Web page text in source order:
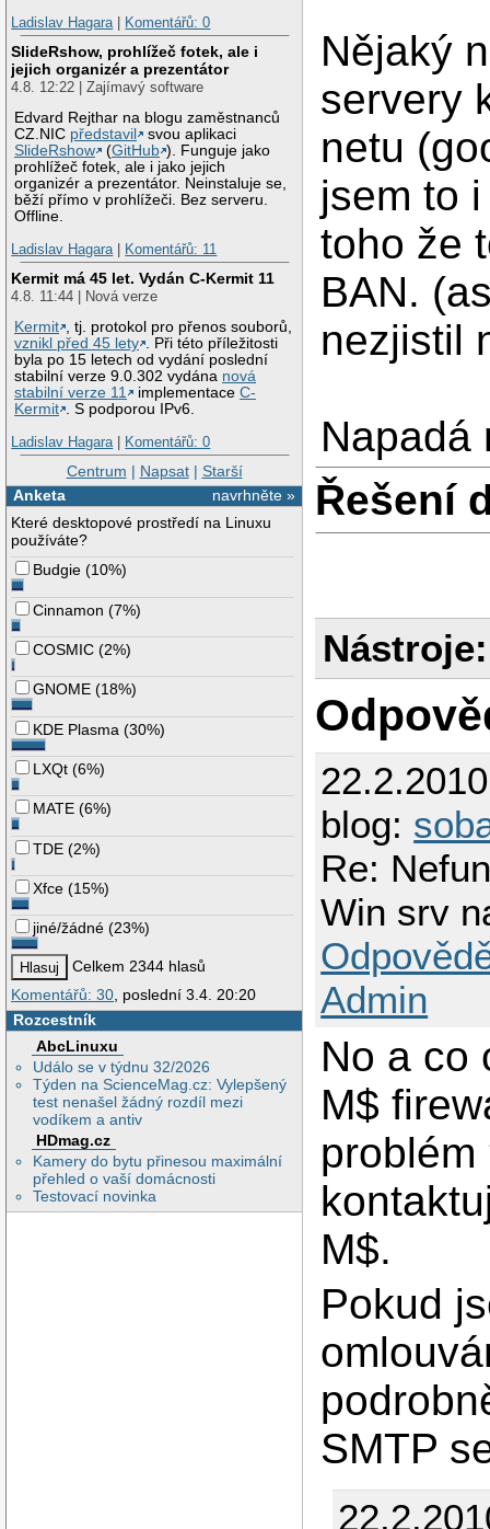
Ladislav Hagara| Komentářů: 0
SlideRshow, prohlížeč fotek, ale i
jejich organizér a prezentátor
4.8. 12:22 | Zajímavý software
Edvard Rejthar na blogu zaměstnanců
CZ.NIC představil
svou aplikaci
SlideRshow
(GitHub ). Funguje jako
prohlížeč fotek, ale i jako jejich
organizér a prezentátor. Neinstaluje se,
běží přímo v prohlížeči. Bez serveru.
Offline.
Ladislav Hagara| Komentářů: 11
Kermit má 45 let. Vydán C-Kermit 11
4.8. 11:44 | Nová verze
Kermit , tj. protokol pro přenos souborů,
vznikl před 45 lety . Při této příležitosti
byla po 15 letech od vydání poslední
stabilní verze 9.0.302 vydána nová
stabilní verze 11
implementaceC-
Kermit . S podporou IPv6.
Ladislav Hagara| Komentářů: 0
Centrum | Napsat| Starší
navrhněte »
Anketa
Které desktopové prostředí na Linuxu
používáte?
Budgie (10%)
Cinnamon (7%)
COSMIC (2%)
GNOME (18%)
KDE Plasma (30%)
LXQt (6%)
MATE (6%)
TDE (2%)
Xfce (15%)
jiné/žádné (23%)
Celkem 2344 hlasů
Komentářů: 30 , poslední 3.4. 20:20
Rozcestník
AbcLinuxu
Událo se v týdnu 32/2026
Týden na ScienceMag.cz: Vylepšený
test nenašel žádný rozdíl mezi
vodíkem a antiv
HDmag.cz
Kamery do bytu přinesou maximální
přehled o vaší domácnosti
Testovací novinka
Nějaký
servery
netu
jsem to
toho že
BAN.
nezjistil
Napadá
Řešení
Nástroje:
blog:
Re:
Win srv
Admin
No a co
M$
M$.
Pokud
SMTP